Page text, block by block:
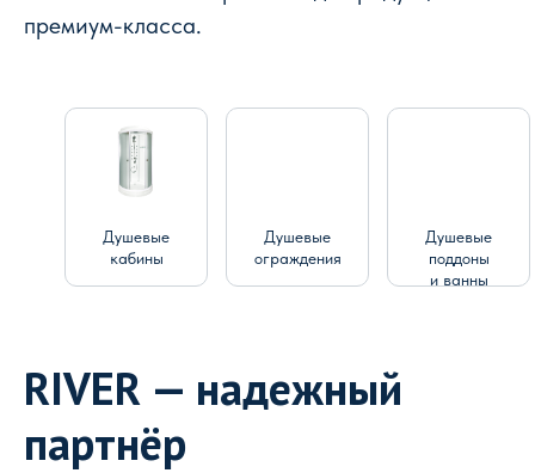
премиум-класса.
Душевые
кабины
Душевые
ограждения
Душевые
поддоны
и ванны
RIVER — надежный
партнёр